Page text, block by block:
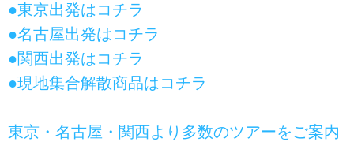
●東京出発はコチラ
●名古屋出発はコチラ
●関西出発はコチラ
●現地集合解散商品はコチラ
東京・名古屋・関西より多数のツアーをご案内